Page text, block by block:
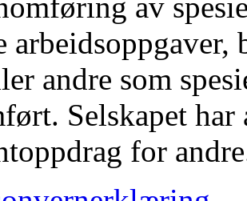
andre som
Selskapet
for